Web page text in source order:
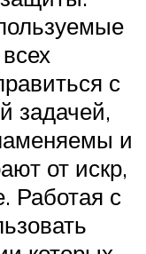
с
задачей,
и
от искр,
Работая с